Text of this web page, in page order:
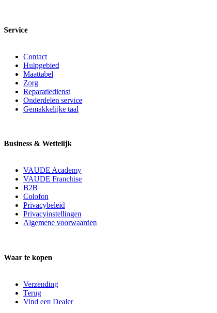
Service
Contact
Hulpgebied
Maattabel
Zorg
Reparatiedienst
Onderdelen service
Gemakkelijke taal
Business & Wettelijk
VAUDE Academy
VAUDE Franchise
B2B
Colofon
Privacybeleid
Privacyinstellingen
Algemene voorwaarden
Waar te kopen
Verzending
Terug
Vind een Dealer